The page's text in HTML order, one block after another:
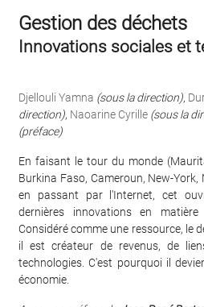
Gestion des déchets
Innovations sociales et
Djellouli Yamna (sous la direction),
direction), Naoarine Cyrille (sous la
(préface)
En faisant le tour du monde
Burkina Faso, Cameroun, New-York,
en passant par l'Internet, cet
dernières innovations en
Considéré comme une ressource, le
il est créateur de revenus, de
technologies. C'est pourquoi il
économie.